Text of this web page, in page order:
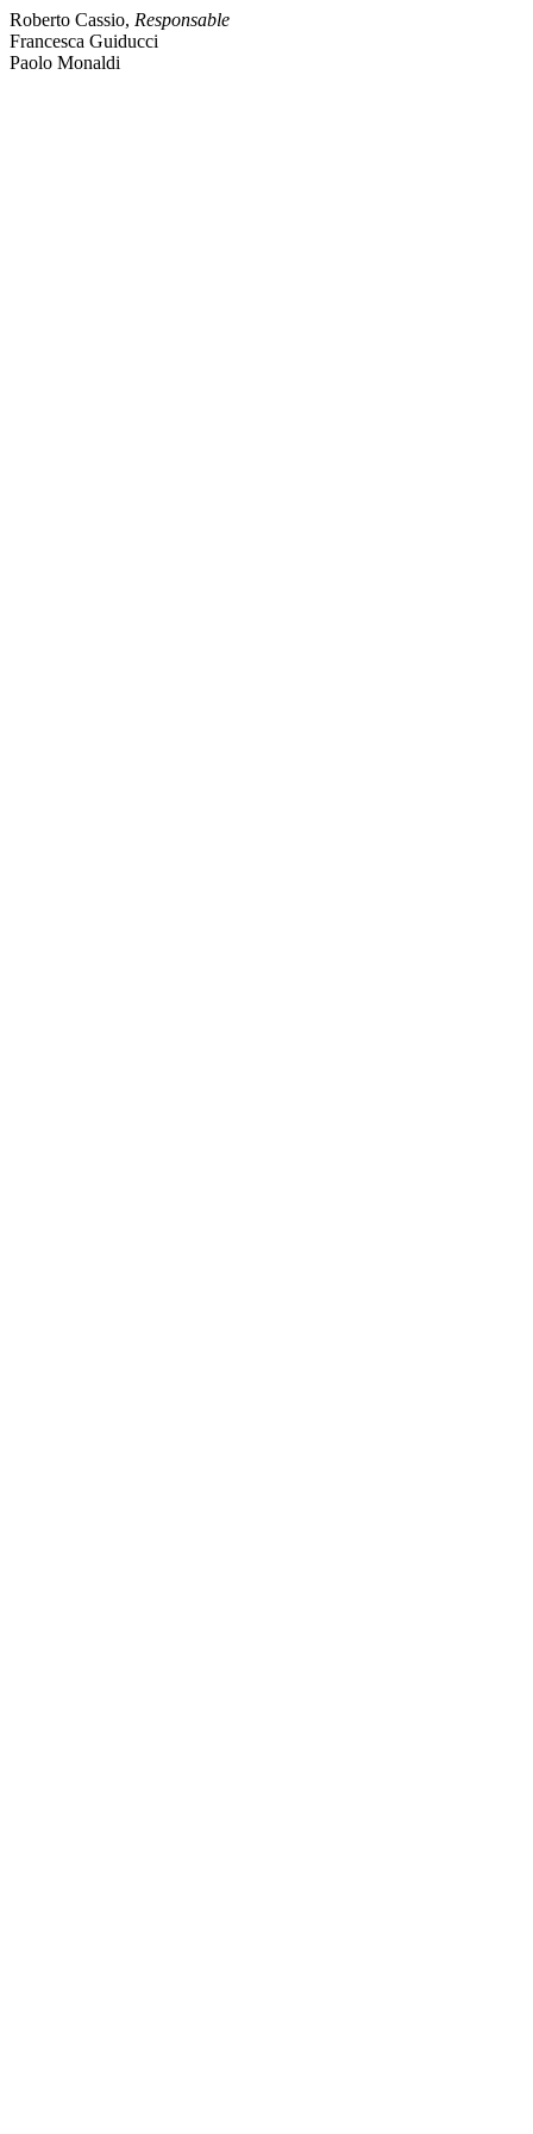
Roberto Cassio, Responsable
Francesca Guiducci
Paolo Monaldi